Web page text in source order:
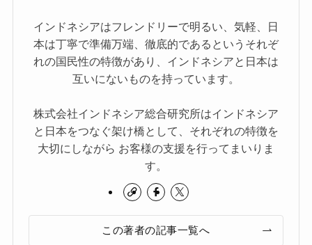
インドネシアはフレンドリーで明るい、気軽、日
本は丁寧で準備万端、徹底的であるというそれぞ
れの国民性の特徴があり、インドネシアと日本は
互いにないものを持っています。
株式会社インドネシア総合研究所はインドネシア
と日本をつなぐ架け橋として、それぞれの特徴を
大切にしながら お客様の支援を行ってまいりま
す。
この著者の記事一覧へ